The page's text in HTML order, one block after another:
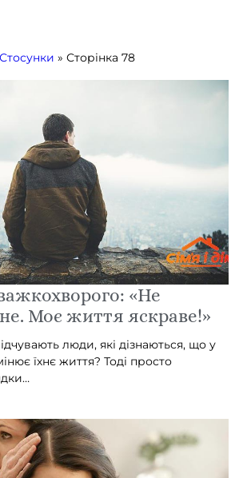
Стосунки » Сторінка 78
«Не
Моє життя яскраве!»
люди, які дізнаються, що у
їхнє життя? Тоді просто